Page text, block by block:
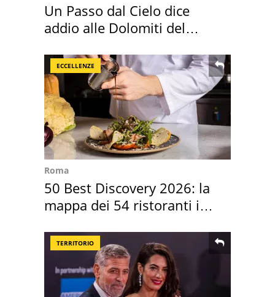
Un Passo dal Cielo dice
addio alle Dolomiti del
ECCELLENZE
Roma
50 Best Discovery 2026: la
mappa dei 54 ristoranti in
TERRITORIO